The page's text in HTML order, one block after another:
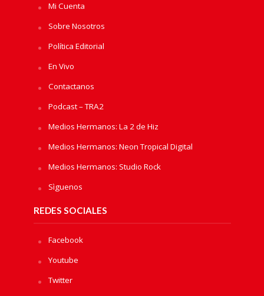
Mi Cuenta
Sobre Nosotros
Política Editorial
En Vivo
Contactanos
Podcast – TRA2
Medios Hermanos: La 2 de Hiz
Medios Hermanos: Neon Tropical Digital
Medios Hermanos: Studio Rock
Sìguenos
REDES SOCIALES
Facebook
Youtube
Twitter